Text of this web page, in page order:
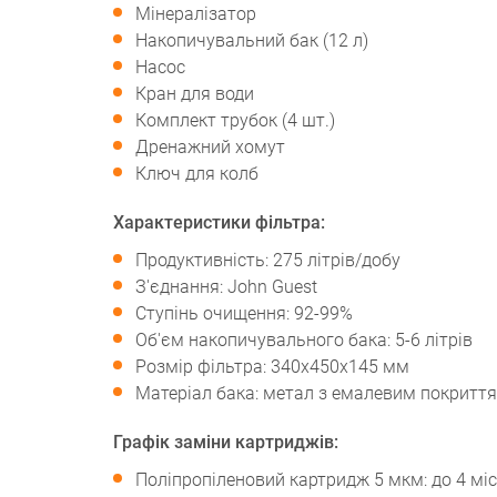
Мінералізатор
Накопичувальний бак (12 л)
Насос
Кран для води
Комплект трубок (4 шт.)
Дренажний хомут
Ключ для колб
Характеристики фільтра:
Продуктивність: 275 літрів/добу
З'єднання: John Guest
Ступінь очищення: 92-99%
Об'єм накопичувального бака: 5-6 літрів
Розмір фільтра: 340x450x145 мм
Матеріал бака: метал з емалевим
Графік заміни картриджів:
Поліпропіленовий картридж 5 мкм: до 4